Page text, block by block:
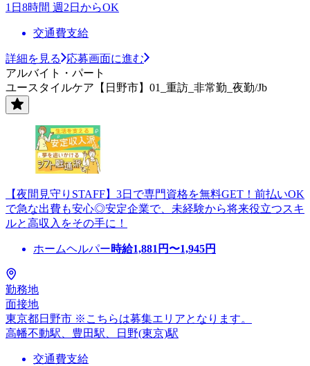
1日8時間 週2日からOK
交通費支給
詳細を見る
応募画面に進む
アルバイト・パート
ユースタイルケア【日野市】01_重訪_非常勤_夜勤/Jb
【夜間見守りSTAFF】3日で専門資格を無料GET！前払いOK
で急な出費も安心◎安定企業で、未経験から将来役立つスキ
ルと高収入をその手に！
ホームヘルパー時給1,881 円〜1,945円
勤務地
面接地
東京都日野市 ※こちらは募集エリアとなります。
高幡不動駅、豊田駅、日野(東京)駅
交通費支給